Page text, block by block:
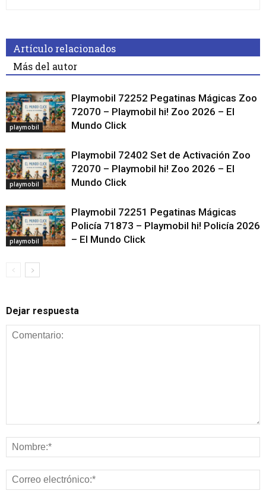
Artículo relacionados
Más del autor
playmobil
Playmobil 72252 Pegatinas Mágicas Zoo
72070 – Playmobil hi! Zoo 2026 – El
Mundo Click
playmobil
Playmobil 72402 Set de Activación Zoo
72070 – Playmobil hi! Zoo 2026 – El
Mundo Click
playmobil
Playmobil 72251 Pegatinas Mágicas
Policía 71873 – Playmobil hi! Policía 2026
– El Mundo Click
Dejar respuesta